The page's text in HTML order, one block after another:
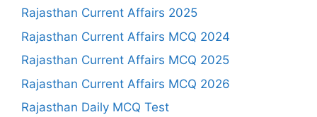
Rajasthan Current Affairs 2025
Rajasthan Current Affairs MCQ 2024
Rajasthan Current Affairs MCQ 2025
Rajasthan Current Affairs MCQ 2026
Rajasthan Daily MCQ Test